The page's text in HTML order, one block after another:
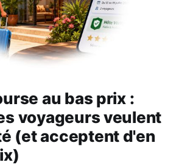
au bas prix :
voyageurs veulent
(et acceptent d'en